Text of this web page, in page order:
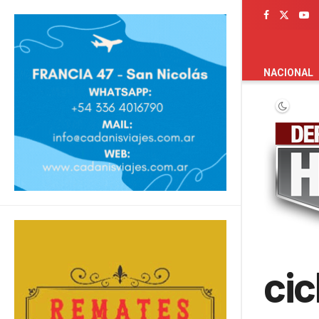
PORTADA
NACIONAL